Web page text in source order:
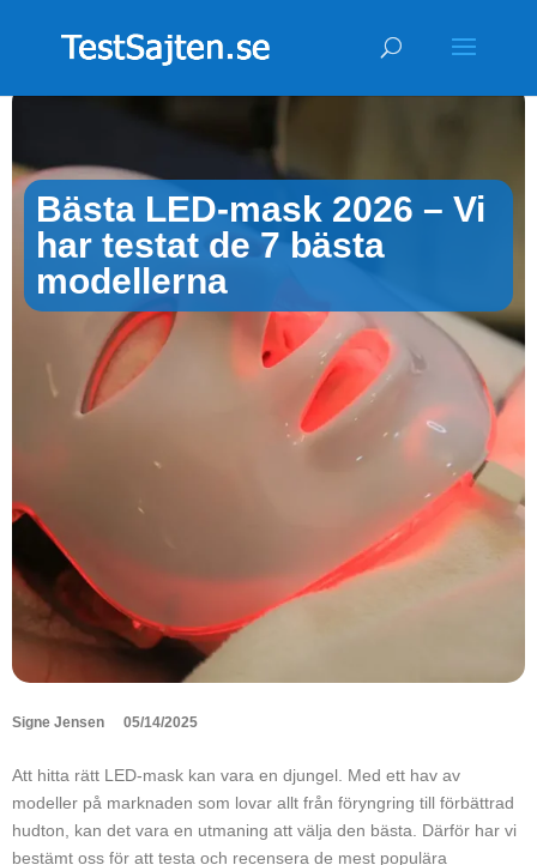
Bästa LED-mask 2026 – Vi
har testat de 7 bästa
modellerna
Signe Jensen 05/14/2025
Att hitta rätt LED-mask kan vara en djungel. Med ett hav av
modeller på marknaden som lovar allt från föryngring till förbättrad
hudton, kan det vara en utmaning att välja den bästa. Därför har vi
bestämt oss för att testa och recensera de mest populära